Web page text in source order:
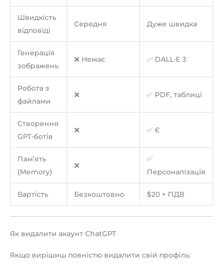
Швидкість
відповіді
Середня Дуже швидка
Генерація
зображень
❌ Немає ✅ DALL·E 3
Робота з
файлами
❌ ✅ PDF, таблиці
Створення
GPT-ботів
❌ ✅ Є
Пам’ять
(Memory)
❌
✅
Персоналізація
Вартість Безкоштовно $20 + ПДВ
Як видалити акаунт ChatGPT
Якщо вирішиш повністю видалити свій профіль: